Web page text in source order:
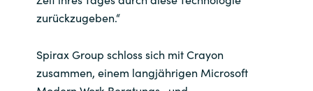
zurückzugeben.“
Spirax Group schloss sich mit Crayon
zusammen, einem langjährigen Microsoft